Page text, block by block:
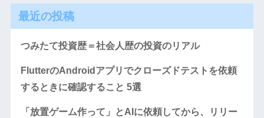
最近の投稿
つみたて投資歴＝社会人歴の投資のリアル
FlutterのAndroidアプリでクローズドテストを依頼
するときに確認すること 5選
「放置ゲーム作って」とAIに依頼してから、リリー